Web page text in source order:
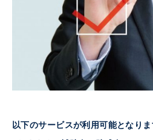
以下のサービスが利用可能となりま